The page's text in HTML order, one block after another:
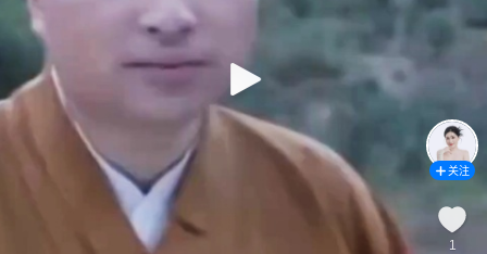
关注
1